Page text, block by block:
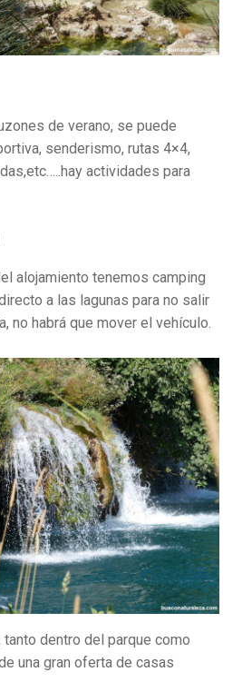
de verano, se puede
senderismo, rutas 4×4,
actividades para
alojamiento tenemos camping
a las lagunas para no salir
no habrá que mover el vehículo.
dentro del parque como
una gran oferta de casas